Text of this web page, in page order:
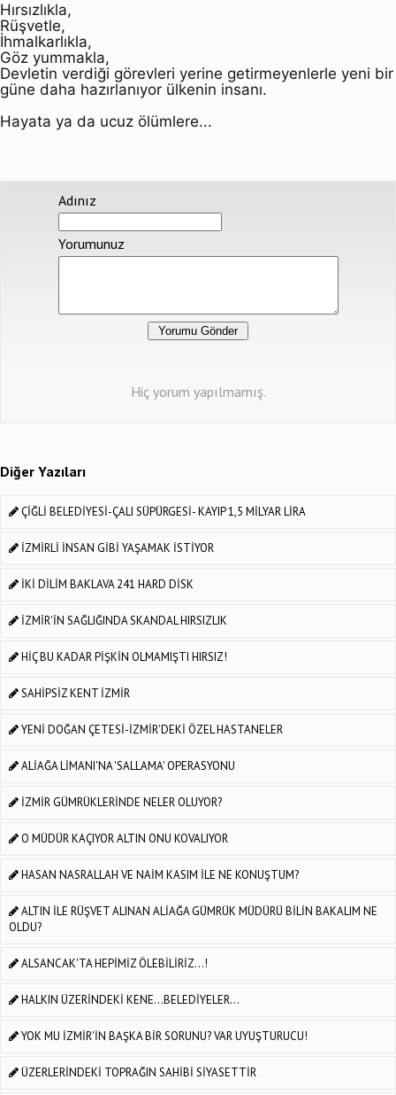
Hırsızlıkla,
Rüşvetle,
İhmalkarlıkla,
Göz yummakla,
Devletin verdiği görevleri yerine getirmeyenlerle yeni bir
güne daha hazırlanıyor ülkenin insanı.
Hayata ya da ucuz ölümlere...
Adınız
Yorumunuz
Hiç yorum yapılmamış.
Diğer Yazıları
ÇİĞLİ BELEDİYESİ-ÇALI SÜPÜRGESİ- KAYIP 1,5 MİLYAR LİRA
İZMİRLİ İNSAN GİBİ YAŞAMAK İSTİYOR
İKİ DİLİM BAKLAVA 241 HARD DİSK
İZMİR'İN SAĞLIĞINDA SKANDAL HIRSIZLIK
HİÇ BU KADAR PİŞKİN OLMAMIŞTI HIRSIZ!
SAHİPSİZ KENT İZMİR
YENİ DOĞAN ÇETESİ-İZMİR'DEKİ ÖZEL HASTANELER
ALİAĞA LİMANI'NA 'SALLAMA' OPERASYONU
İZMİR GÜMRÜKLERİNDE NELER OLUYOR?
O MÜDÜR KAÇIYOR ALTIN ONU KOVALIYOR
HASAN NASRALLAH VE NAİM KASIM İLE NE KONUŞTUM?
ALTIN İLE RÜŞVET ALINAN ALİAĞA GÜMRÜK MÜDÜRÜ BİLİN BAKALIM NE
OLDU?
ALSANCAK'TA HEPİMİZ ÖLEBİLİRİZ...!
HALKIN ÜZERİNDEKİ KENE...BELEDİYELER...
YOK MU İZMİR'İN BAŞKA BİR SORUNU? VAR UYUŞTURUCU!
ÜZERLERİNDEKİ TOPRAĞIN SAHİBİ SİYASETTİR